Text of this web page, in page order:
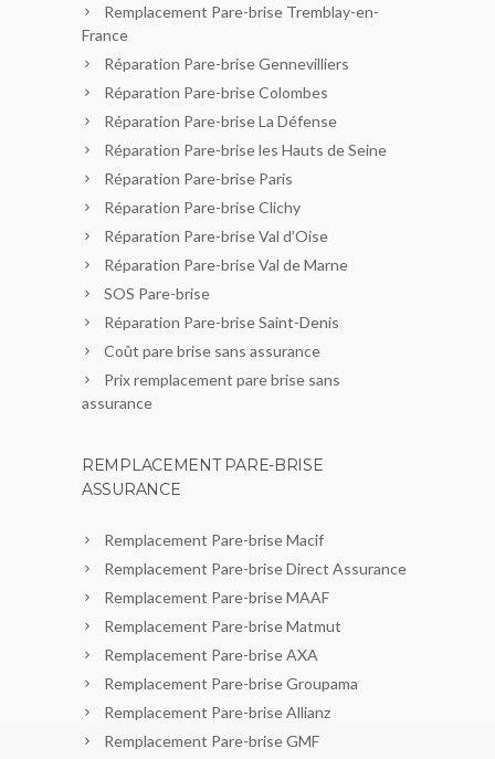
Remplacement Pare-brise Tremblay-en-
France
Réparation Pare-brise Gennevilliers
Réparation Pare-brise Colombes
Réparation Pare-brise La Défense
Réparation Pare-brise les Hauts de Seine
Réparation Pare-brise Paris
Réparation Pare-brise Clichy
Réparation Pare-brise Val d’Oise
Réparation Pare-brise Val de Marne
SOS Pare-brise
Réparation Pare-brise Saint-Denis
Coût pare brise sans assurance
Prix remplacement pare brise sans
assurance
REMPLACEMENT PARE-BRISE
ASSURANCE
Remplacement Pare-brise Macif
Remplacement Pare-brise Direct Assurance
Remplacement Pare-brise MAAF
Remplacement Pare-brise Matmut
Remplacement Pare-brise AXA
Remplacement Pare-brise Groupama
Remplacement Pare-brise Allianz
Remplacement Pare-brise GMF